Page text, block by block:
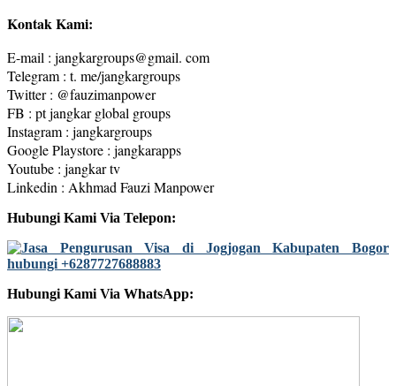
Kontak Kami:
E-mail : jangkargroups@gmail. com
Telegram : t. me/jangkargroups
Twitter : @fauzimanpower
FB : pt jangkar global groups
Instagram : jangkargroups
Google Playstore : jangkarapps
Youtube : jangkar tv
Linkedin : Akhmad Fauzi Manpower
Hubungi Kami Via Telepon:
Hubungi Kami Via WhatsApp: